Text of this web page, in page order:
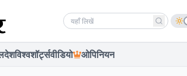
Search news
देशविश्वशॉर्ट्सवीडियो ओपिनियन